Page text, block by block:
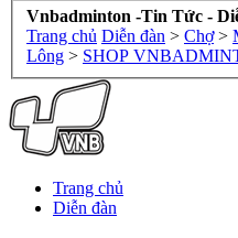
Vnbadminton -Tin Tức -
Trang chủ Diễn đàn > Chợ >
Lông > SHOP
Trang chủ
Diễn đàn